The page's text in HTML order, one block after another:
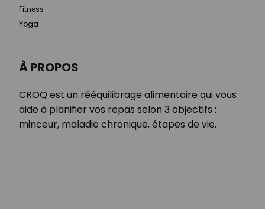
À PROPOS
CROQ est un rééquilibrage alimentaire qui vous
aide à planifier vos repas selon 3 objectifs :
minceur, maladie chronique, étapes de vie.
Fitness
Yoga